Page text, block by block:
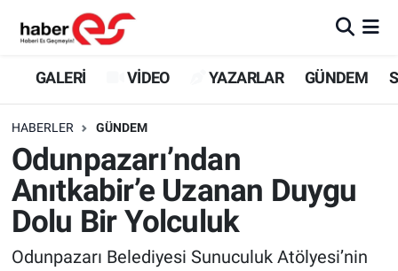
GALERİ VİDEO YAZARLAR GÜNDEM
HABERLER GÜNDEM
Odunpazarı’ndan
Anıtkabir’e Uzanan Duygu
Dolu Bir Yolculuk
Odunpazarı Belediyesi Sunuculuk Atölyesi’nin
GALERİ
YAZARLAR
GÜNDEM
SİYASET
Eskişehir Nöbetçi Eczaneler
Eskişehir Trafik Yoğunluk Haritası
Süper Lig Puan Durumu ve Fikstür
Tüm Manşetler